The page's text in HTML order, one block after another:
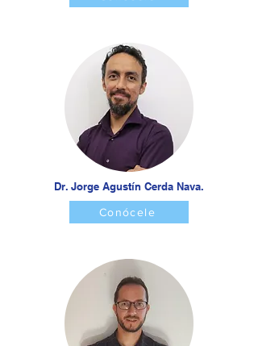
Dr. Jorge Agustín Cerda Nava.
Conócele